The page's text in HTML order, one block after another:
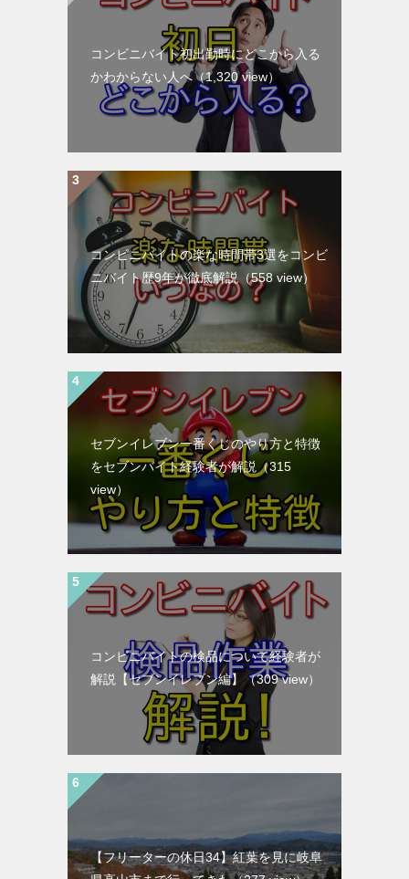
コンビニバイト初出勤時にどこから入る
かわからない人へ（1,320 view）
コンビニバイトの楽な時間帯3選をコンビ
ニバイト歴9年が徹底解説（558 view）
セブンイレブン一番くじのやり方と特徴
をセブンバイト経験者が解説（315
view）
コンビニバイトの検品について経験者が
解説【セブンイレブン編】
（309 view）
【フリーターの休日34】紅葉を見に岐阜